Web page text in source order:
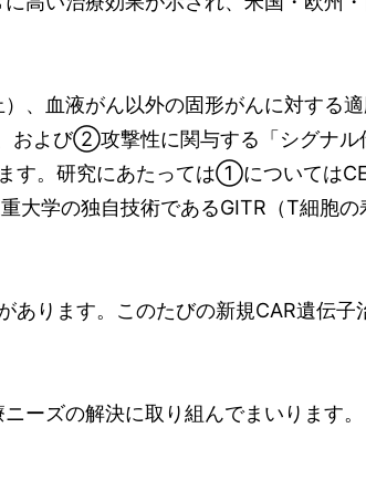
、血液がん以外の固形がんに対する
よび②攻撃性に関与する「シグナル
す。研究にあたっては①については
大学の独自技術であるGITR（T細胞の
あります。このたびの新規CAR遺伝子
ーズの解決に取り組んでまいります。